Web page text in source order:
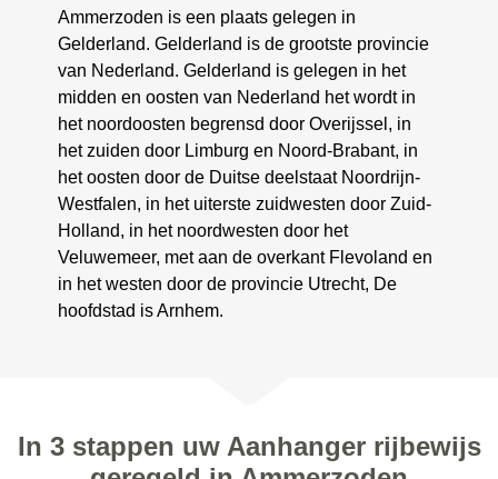
Ammerzoden is een plaats gelegen in
Gelderland. Gelderland is de grootste provincie
van Nederland. Gelderland is gelegen in het
midden en oosten van Nederland het wordt in
het noordoosten begrensd door Overijssel, in
het zuiden door Limburg en Noord-Brabant, in
het oosten door de Duitse deelstaat Noordrijn-
Westfalen, in het uiterste zuidwesten door Zuid-
Holland, in het noordwesten door het
Veluwemeer, met aan de overkant Flevoland en
in het westen door de provincie Utrecht, De
hoofdstad is Arnhem.
In 3 stappen uw Aanhanger rijbewijs